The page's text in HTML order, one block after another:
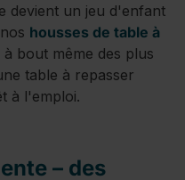
devient un jeu d'enfant
housses de table à
bout même des plus
table à repasser
à l'emploi.
– des